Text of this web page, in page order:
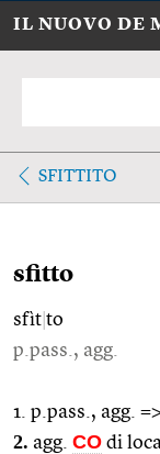
IL NUOVO DE
SFITTITO
sfitto
sfìt to
p.pass., agg.
1. p.pass., agg.
2. agg. CO di